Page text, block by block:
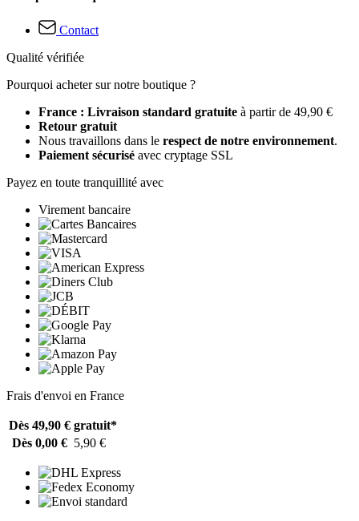
Contact
Qualité vérifiée
Pourquoi acheter sur notre boutique ?
France : Livraison standard gratuite à partir de 49,90 €
Retour gratuit
Nous travaillons dans le respect de notre environnement.
Paiement sécurisé avec cryptage SSL
Payez en toute tranquillité avec
Virement bancaire
Frais d'envoi en France
Dès 49,90 € gratuit*
Dès 0,00 € 5,90 €